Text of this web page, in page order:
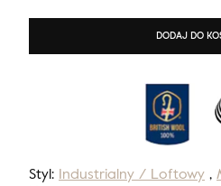
Styl: Industrialny / Loftowy ,
DODAJ DO